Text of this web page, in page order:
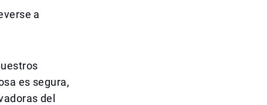
a
es segura,
del